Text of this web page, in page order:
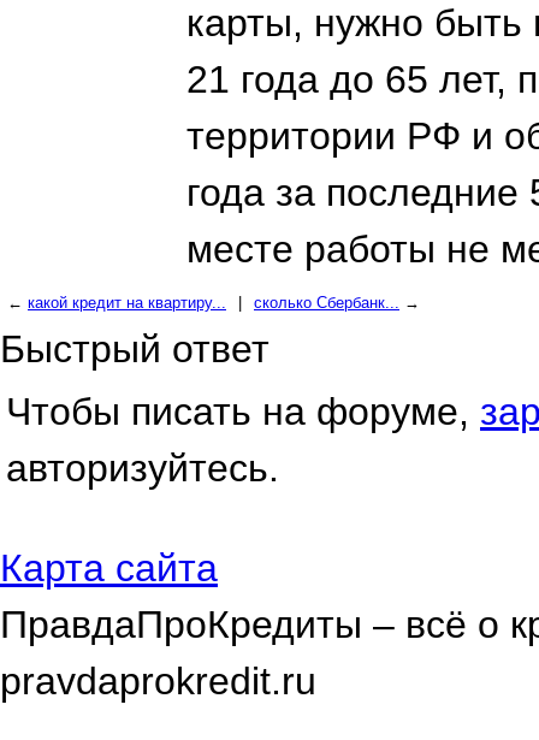
карты, нужно быть
21 года до 65 лет,
территории РФ и
года за
месте работы не
← какой кредит на квартиру... сколько Сбербанк... →
Быстрый ответ
Чтобы писать на форуме,
авторизуйтесь.
Карта сайта
ПравдаПроКредиты – всё о
pravdaprokredit.ru